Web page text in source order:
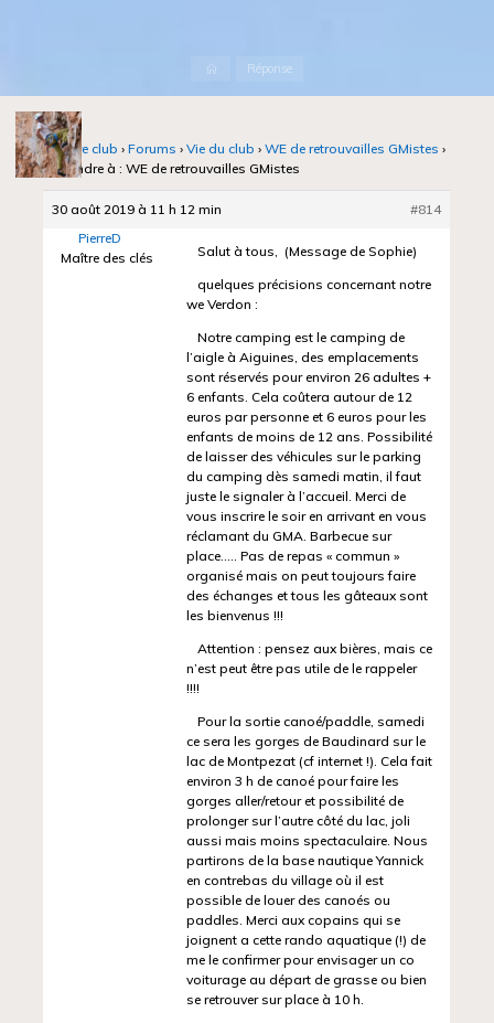
AccueilRéponse
Notre club › Forums › Vie du club › WE de retrouvailles GMistes ›
Répondre à : WE de retrouvailles GMistes
30 août 2019 à 11 h 12 min
#814
PierreD
Maître des clés
Salut à tous, (Message de Sophie)
quelques précisions concernant notre
we Verdon :
Notre camping est le camping de
l’aigle à Aiguines, des emplacements
sont réservés pour environ 26 adultes +
6 enfants. Cela coûtera autour de 12
euros par personne et 6 euros pour les
enfants de moins de 12 ans. Possibilité
de laisser des véhicules sur le parking
du camping dès samedi matin, il faut
juste le signaler à l’accueil. Merci de
vous inscrire le soir en arrivant en vous
réclamant du GMA. Barbecue sur
place….. Pas de repas « commun »
organisé mais on peut toujours faire
des échanges et tous les gâteaux sont
les bienvenus !!!
Attention : pensez aux bières, mais ce
n’est peut être pas utile de le rappeler
!!!!
Pour la sortie canoé/paddle, samedi
ce sera les gorges de Baudinard sur le
lac de Montpezat (cf internet !). Cela fait
environ 3 h de canoé pour faire les
gorges aller/retour et possibilité de
prolonger sur l’autre côté du lac, joli
aussi mais moins spectaculaire. Nous
partirons de la base nautique Yannick
en contrebas du village où il est
possible de louer des canoés ou
paddles. Merci aux copains qui se
joignent a cette rando aquatique (!) de
me le confirmer pour envisager un co
voiturage au départ de grasse ou bien
se retrouver sur place à 10 h.